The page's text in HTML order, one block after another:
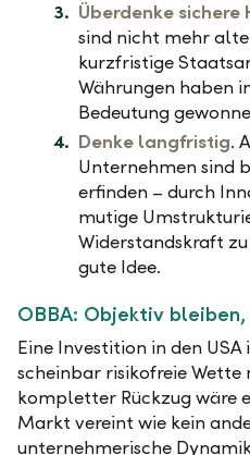
Überdenke sichere
sind nicht mehr
kurzfristige
Währungen haben
Bedeutung
Denke langfristig.
Unternehmen sind
erfinden – durch
mutige
Widerstandskraft
gute Idee.
OBBA: Objektiv
Eine Investition in den
scheinbar risikofreie Wette
kompletter Rückzug wäre
Markt vereint wie kein
unternehmerische